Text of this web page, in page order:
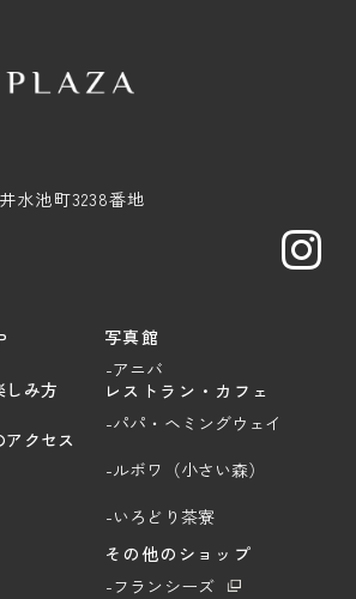
水池町3238番地
しみ方
アクセス
写真館
-アニバ
レストラン・カフェ
-パパ・ヘミングウェイ
-ルボワ（小さい森）
-いろどり茶寮
その他のショップ
-フランシーズ